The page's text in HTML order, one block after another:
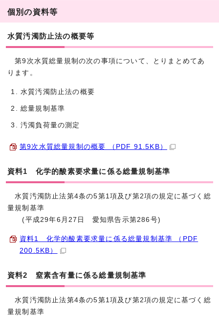
個別の資料等
水質汚濁防止法の概要等
第9次水質総量規制の次の事項について、とりまとめてあ
ります。
水質汚濁防止法の概要
総量規制基準
汚濁負荷量の測定
第9次水質総量規制の概要 （PDF 91.5KB）
資料1 化学的酸素要求量に係る総量規制基準
水質汚濁防止法第4条の5第1項及び第2項の規定に基づく総
量規制基準
(平成29年6月27日 愛知県告示第286号)
資料1 化学的酸素要求量に係る総量規制基準 （PDF
200.5KB）
資料2 窒素含有量に係る総量規制基準
水質汚濁防止法第4条の5第1項及び第2項の規定に基づく総
量規制基準